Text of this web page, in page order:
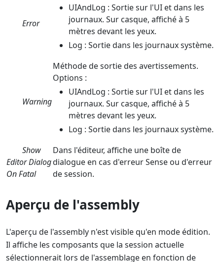
Error
UIAndLog : Sortie sur l'UI et dans les
journaux. Sur casque, affiché à 5
mètres devant les yeux.
Log : Sortie dans les journaux système.
Warning
Méthode de sortie des avertissements.
Options :
UIAndLog : Sortie sur l'UI et dans les
journaux. Sur casque, affiché à 5
mètres devant les yeux.
Log : Sortie dans les journaux système.
Show
Editor Dialog
On Fatal
Dans l'éditeur, affiche une boîte de
dialogue en cas d'erreur Sense ou d'erreur
de session.
Aperçu de l'assembly
L'aperçu de l'assembly n'est visible qu'en mode édition.
Il affiche les composants que la session actuelle
sélectionnerait lors de l'assemblage en fonction de